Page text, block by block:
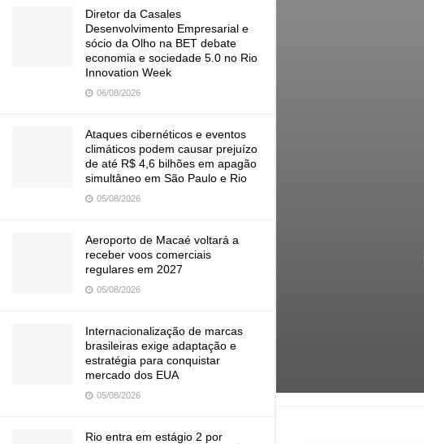
Diretor da Casales
Desenvolvimento Empresarial e
sócio da Olho na BET debate
economia e sociedade 5.0 no Rio
Innovation Week
06/08/2026
Ataques cibernéticos e eventos
climáticos podem causar prejuízo
de até R$ 4,6 bilhões em apagão
simultâneo em São Paulo e Rio
05/08/2026
Aeroporto de Macaé voltará a
receber voos comerciais
regulares em 2027
05/08/2026
Internacionalização de marcas
brasileiras exige adaptação e
estratégia para conquistar
mercado dos EUA
05/08/2026
Rio entra em estágio 2 por